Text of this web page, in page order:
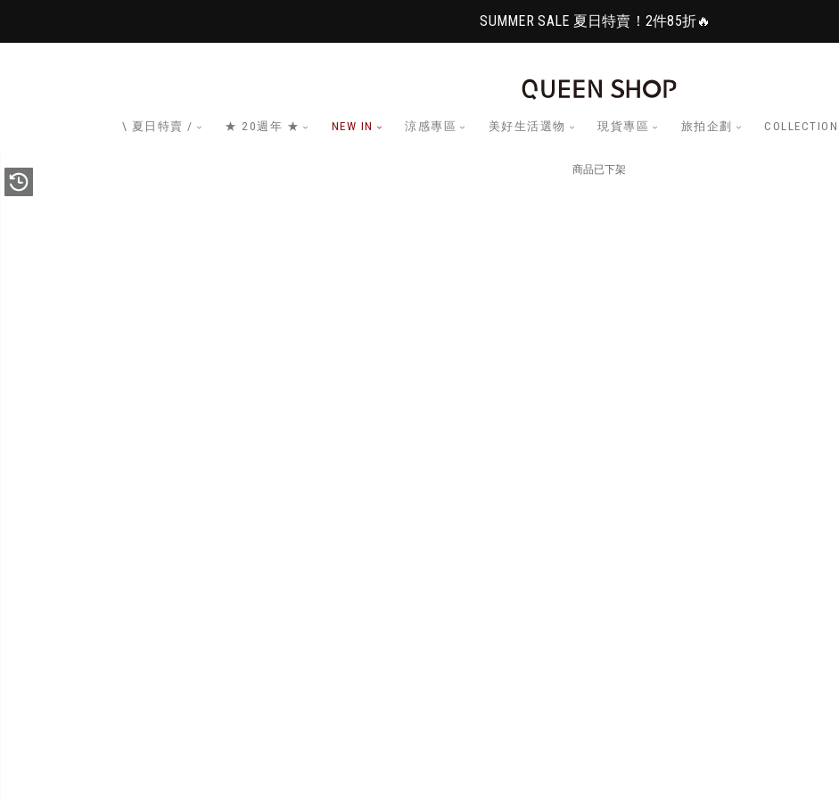
SUMMER SALE 夏日特賣！2件85折🔥
\ 夏日特賣 / ★ 20週年 ★ NEW IN 涼感專區 美好生活選物 現貨專區 旅拍企劃 COLLECTION
商品已下架